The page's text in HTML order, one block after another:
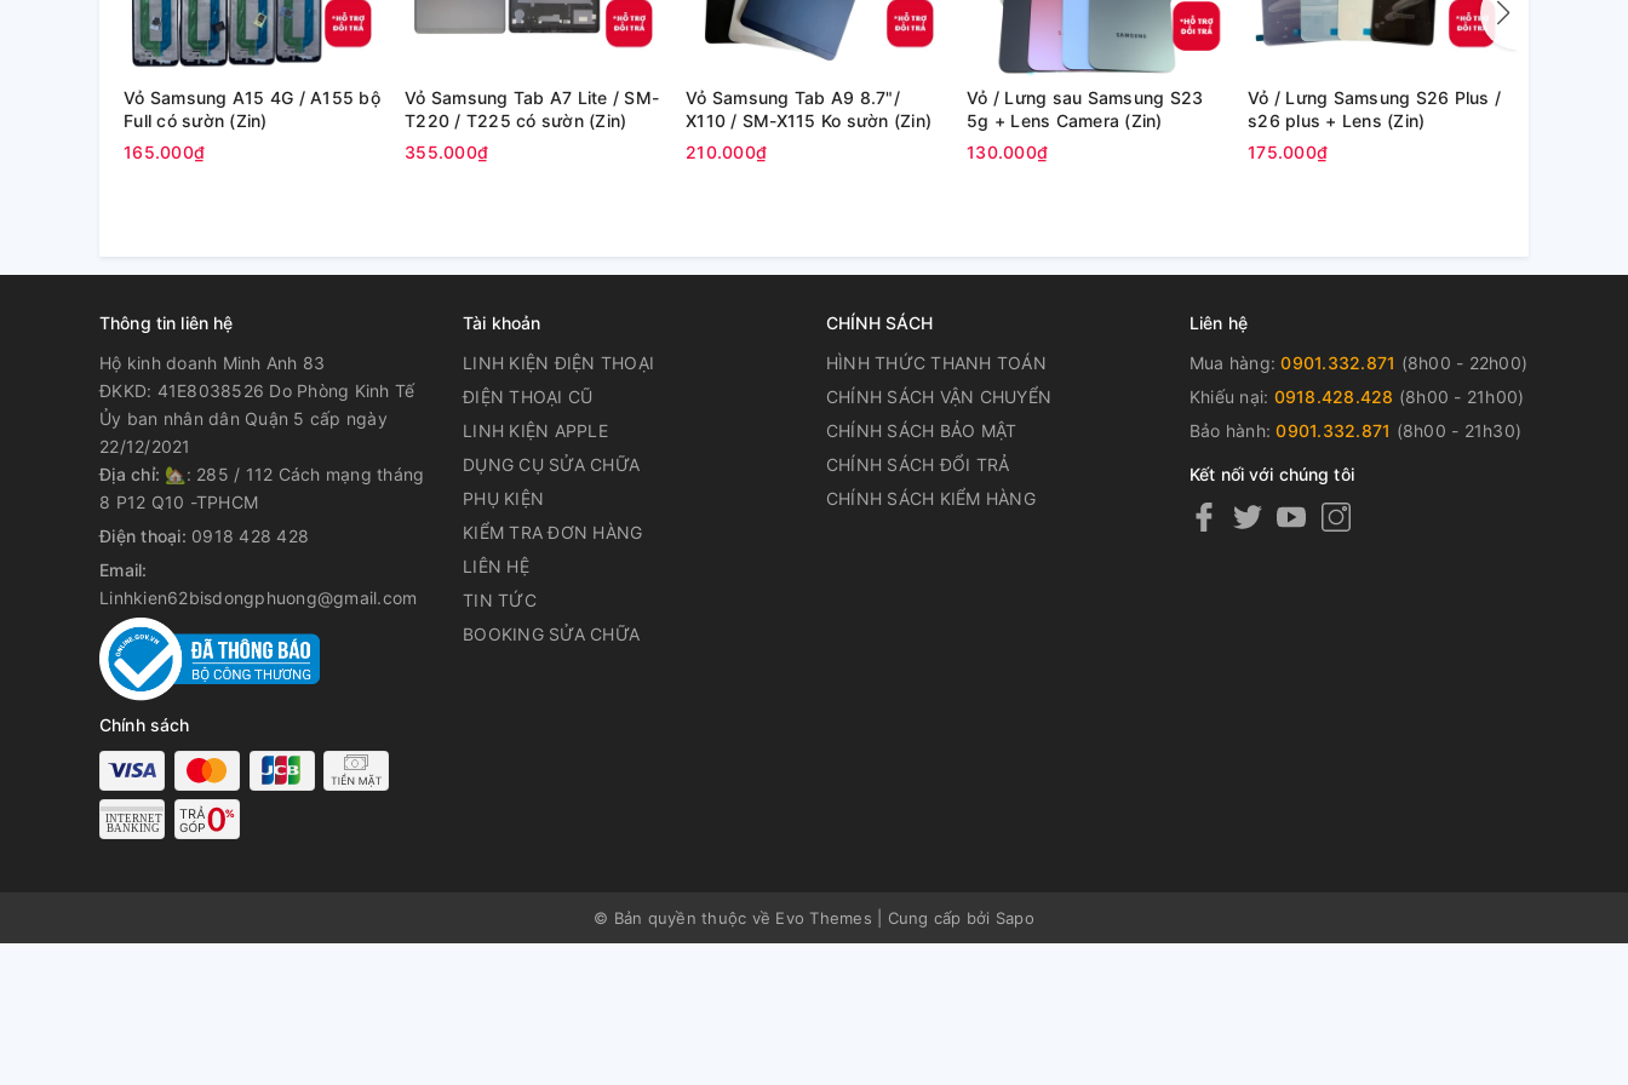
Vỏ Samsung A15 4G / A155 bộ
Full có sườn (Zin)
165.000₫
Vỏ Samsung Tab A7 Lite / SM-
T220 / T225 có sườn (Zin)
355.000₫
Vỏ Samsung Tab A9 8.7"/
X110 / SM-X115 Ko sườn (Zin)
210.000₫
Vỏ / Lưng sau Samsung S23
5g + Lens Camera (Zin)
130.000₫
Vỏ / Lưng Samsung S26 Plus /
s26 plus + Lens (Zin)
175.000₫
Thông tin liên hệ
Hộ kinh doanh Minh Anh 83
ĐKKD: 41E8038526 Do Phòng Kinh Tế
Ủy ban nhân dân Quận 5 cấp ngày
22/12/2021
Địa chỉ: 🏡: 285 / 112 Cách mạng tháng
8 P12 Q10 -TPHCM
Điện thoại: 0918 428 428
Email:
Linhkien62bisdongphuong@gmail.com
Chính sách
Tài khoản
LINH KIỆN ĐIỆN THOẠI
ĐIỆN THOẠI CŨ
LINH KIỆN APPLE
DỤNG CỤ SỬA CHỮA
PHỤ KIỆN
KIỂM TRA ĐƠN HÀNG
LIÊN HỆ
TIN TỨC
BOOKING SỬA CHỮA
CHÍNH SÁCH
HÌNH THỨC THANH TOÁN
CHÍNH SÁCH VẬN CHUYỂN
CHÍNH SÁCH BẢO MẬT
CHÍNH SÁCH ĐỔI TRẢ
CHÍNH SÁCH KIỂM HÀNG
Liên hệ
Mua hàng:0901.332.871 (8h00 - 22h00)
Khiếu nại: 0918.428.428 (8h00 - 21h00)
Bảo hành:0901.332.871 (8h00 - 21h30)
Kết nối với chúng tôi
© Bản quyền thuộc về Evo Themes Cung cấp bởi Sapo